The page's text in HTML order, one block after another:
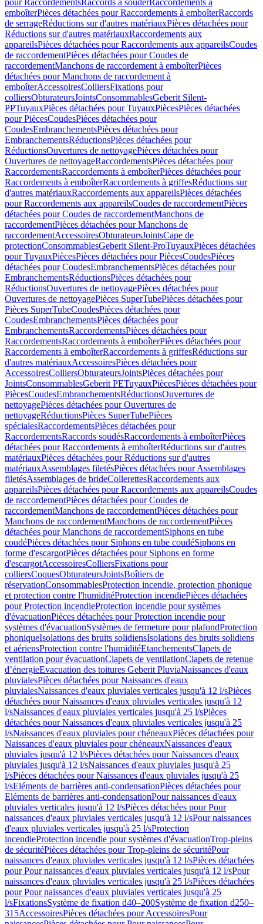
pour RaccordementsRaccords à souderRaccordements à
emboîterPièces détachées pour Raccordements à emboîterRaccords
de serrageRéductions sur d'autres matériauxPièces détachées pour
Réductions sur d'autres matériauxRaccordements aux
appareilsPièces détachées pour Raccordements aux appareilsCoudes
de raccordementPièces détachées pour Coudes de
raccordementManchons de raccordement à emboîterPièces
détachées pour Manchons de raccordement à
emboîterAccessoiresColliersFixations pour
colliersObturateursJointsConsommablesGeberit Silent-
PPTuyauxPièces détachées pour TuyauxPiècesPièces détachées
pour PiècesCoudesPièces détachées pour
CoudesEmbranchementsPièces détachées pour
EmbranchementsRéductionsPièces détachées pour
RéductionsOuvertures de nettoyagePièces détachées pour
Ouvertures de nettoyageRaccordementsPièces détachées pour
RaccordementsRaccordements à emboîterPièces détachées pour
Raccordements à emboîterRaccordements à griffesRéductions sur
d'autres matériauxRaccordements aux appareilsPièces détachées
pour Raccordements aux appareilsCoudes de raccordementPièces
détachées pour Coudes de raccordementManchons de
raccordementPièces détachées pour Manchons de
raccordementAccessoiresObturateursJointsCape de
protectionConsommablesGeberit Silent-ProTuyauxPièces détachées
pour TuyauxPiècesPièces détachées pour PiècesCoudesPièces
détachées pour CoudesEmbranchementsPièces détachées pour
EmbranchementsRéductionsPièces détachées pour
RéductionsOuvertures de nettoyagePièces détachées pour
Ouvertures de nettoyagePièces SuperTubePièces détachées pour
Pièces SuperTubeCoudesPièces détachées pour
CoudesEmbranchementsPièces détachées pour
EmbranchementsRaccordementsPièces détachées pour
RaccordementsRaccordements à emboîterPièces détachées pour
Raccordements à emboîterRaccordements à griffesRéductions sur
d'autres matériauxAccessoiresPièces détachées pour
AccessoiresColliersObturateursJointsPièces détachées pour
JointsConsommablesGeberit PETuyauxPiècesPièces détachées pour
PiècesCoudesEmbranchementsRéductionsOuvertures de
nettoyagePièces détachées pour Ouvertures de
nettoyageRéductionsPièces SuperTubePièces
spécialesRaccordementsPièces détachées pour
RaccordementsRaccords soudésRaccordements à emboîterPièces
détachées pour Raccordements à emboîterRéductions sur d'autres
matériauxPièces détachées pour Réductions sur d'autres
matériauxAssemblages filetésPièces détachées pour Assemblages
filetésAssemblages de brideCollerettesRaccordements aux
appareilsPièces détachées pour Raccordements aux appareilsCoudes
de raccordementPièces détachées pour Coudes de
raccordementManchons de raccordementPièces détachées pour
Manchons de raccordementManchons de raccordementPièces
détachées pour Manchons de raccordementSiphons en tube
coudéPièces détachées pour Siphons en tube coudéSiphons en
forme d'escargotPièces détachées pour Siphons en forme
d'escargotAccessoiresColliersFixations pour
colliersCoquesObturateursJointsBoîtiers de
réservationConsommablesProtection incendie, protection phonique
et protection contre l'humiditéProtection incendiePièces détachées
pour Protection incendieProtection incendie pour systèmes
d'évacuationPièces détachées pour Protection incendie pour
systèmes d'évacuationSystèmes de fermeture pour plafondProtection
phoniqueIsolations des bruits solidiensIsolations des bruits solidiens
et aériensProtection contre l'humiditéEtanchementsClapets de
ventilation pour évacuationClapets de ventilationClapets de retenue
d’énergieEvacuation des toitures Geberit PluviaNaissances d'eaux
pluvialesPièces détachées pour Naissances d'eaux
pluvialesNaissances d'eaux pluviales verticales jusqu'à 12 l/sPièces
détachées pour Naissances d'eaux pluviales verticales jusqu'à 12
l/sNaissances d'eaux pluviales verticales jusqu'à 25 l/sPièces
détachées pour Naissances d'eaux pluviales verticales jusqu'à 25
l/sNaissances d'eaux pluviales pour chéneauxPièces détachées pour
Naissances d'eaux pluviales pour chéneauxNaissances d'eaux
pluviales jusqu'à 12 l/sPièces détachées pour Naissances d'eaux
pluviales jusqu'à 12 l/sNaissances d'eaux pluviales jusqu'à 25
l/sPièces détachées pour Naissances d'eaux pluviales jusqu'à 25
l/sEléments de barrières anti-condensationPièces détachées pour
Eléments de barrières anti-condensationPour naissances d'eaux
pluviales verticales jusqu'à 12 l/sPièces détachées pour Pour
naissances d'eaux pluviales verticales jusqu'à 12 l/sPour naissances
d'eaux pluviales verticales jusqu'à 25 l/sProtection
incendieProtection incendie pour systèmes d'évacuationTrop-pleins
de sécuritéPièces détachées pour Trop-pleins de sécuritéPour
naissances d'eaux pluviales verticales jusqu'à 12 l/sPièces détachées
pour Pour naissances d'eaux pluviales verticales jusqu'à 12 l/sPour
naissances d'eaux pluviales verticales jusqu'à 25 l/sPièces détachées
pour Pour naissances d'eaux pluviales verticales jusqu'à 25
l/sFixationsSystème de fixation d40–200Système de fixation d250–
315AccessoiresPièces détachées pour AccessoiresPour